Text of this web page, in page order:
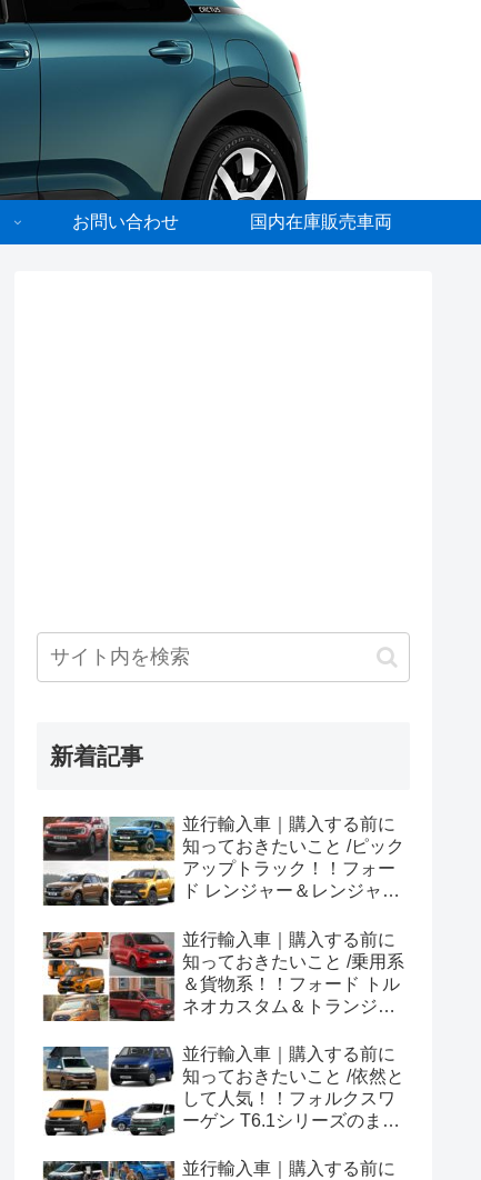
お問い合わせ 国内在庫販売車両
新着記事
並行輸入車｜購入する前に
知っておきたいこと /ピック
アップトラック！！フォー
ド レンジャー＆レンジャー
め！
並行輸入車｜購入する前に
知っておきたいこと /乗用系
＆貨物系！！フォード トル
ネオカスタム＆トランジッ
め！
並行輸入車｜購入する前に
知っておきたいこと /依然と
して人気！！フォルクスワ
ーゲン T6.1シリーズのまと
並行輸入車｜購入する前に